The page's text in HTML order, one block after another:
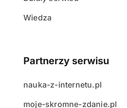
Wiedza
Partnerzy serwisu
nauka-z-internetu.pl
moje-skromne-zdanie.pl